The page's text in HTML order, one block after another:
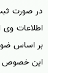
در صورت
اطلاعات
بر اساس
این خصوص